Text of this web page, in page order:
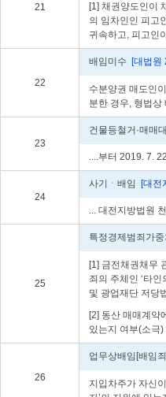
21
[1] 채권양도인이
의 임차인인 피고
귀속하고, 피고인
22
배임미수 [대법원
수분양권 매도인
분한 경우, 형법
23
건물등철거·매매
....부터 2019. 7.
24
사기ㆍ배임 [대전
... 대전지방법원
25
특정경제범죄가
[1] 금전채권채무
죄의 주체인 ‘타
및 광업재단 저당
[2] 동산 매매계약
있는지 여부(소극
26
업무상배임[배임
지입차주가 자신